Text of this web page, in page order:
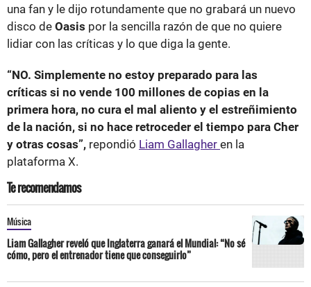
una fan y le dijo rotundamente que no grabará un nuevo
disco de Oasis por la sencilla razón de que no quiere
lidiar con las críticas y lo que diga la gente.
“NO. Simplemente no estoy preparado para las
críticas si no vende 100 millones de copias en la
primera hora, no cura el mal aliento y el estreñimiento
de la nación, si no hace retroceder el tiempo para Cher
y otras cosas”, repondió Liam Gallagher en la
plataforma X.
Te recomendamos
Música
Liam Gallagher reveló que Inglaterra ganará el Mundial: “No sé
cómo, pero el entrenador tiene que conseguirlo”